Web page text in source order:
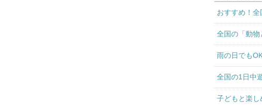
おすすめ！全
全国の「動物
雨の日でも
全国の1日中
子どもと楽し